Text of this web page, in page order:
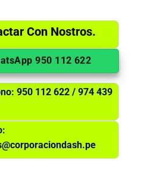
Con Nostros.
950 112 622
950 112 622 / 974 439